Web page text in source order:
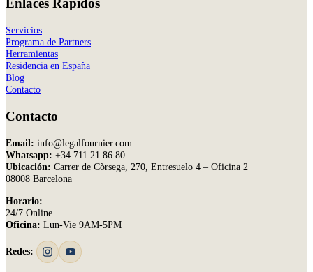
Enlaces Rápidos
Servicios
Programa de Partners
Herramientas
Residencia en España
Blog
Contacto
Contacto
Email: info@legalfournier.com
Whatsapp: +34 711 21 86 80
Ubicación: Carrer de Còrsega, 270, Entresuelo 4 – Oficina 2
08008 Barcelona
Horario:
24/7 Online
Oficina: Lun-Vie 9AM-5PM
Redes: